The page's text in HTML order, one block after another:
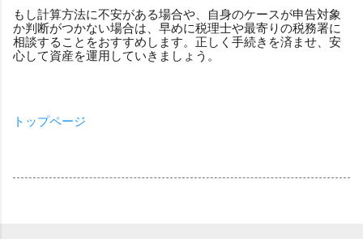
もし計算方法に不安がある場合や、自身のケースが申告対象
か判断がつかない場合は、早めに税理士や最寄りの税務署に
相談することをおすすめします。正しく手続きを済ませ、安
心して資産を運用していきましょう。
トップページ